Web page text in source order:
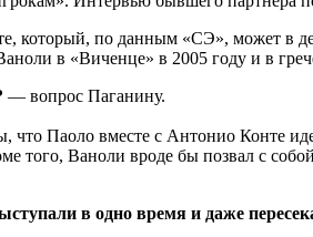
который, по данным «СЭ», может в
в «Виченце» в 2005 году и в
— вопрос Паганину.
Паоло вместе с Антонио Конте
того, Ваноли вроде бы позвал с
в одно время и даже